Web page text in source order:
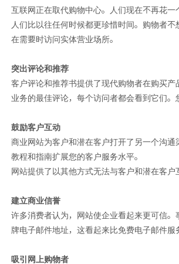
互联网正在取代购物中心。人们现在不再花
人们比以往任何时候都更珍惜时间。购物者
在需要时访问实体营业场所。
突出评论和推荐
客户评论和推荐书提供了现代购物者在购买
业务的最佳评论，每个访问者都会看到它们
鼓励客户互动
商业网站为客户和潜在客户打开了另一个沟
教程和指南扩展您的客户服务水平。
网站提供了以其他方式无法与客户和潜在客
建立商业信誉
许多消费者认为，网站使企业看起来更可信
牌电子邮件地址，这看起来比免费电子邮件服
吸引网上购物者